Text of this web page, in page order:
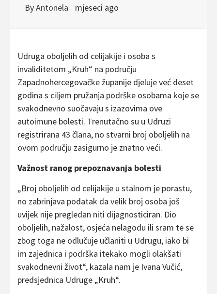
ByAntonela mjeseci ago
Udruga oboljelih od celijakije i osoba s
invaliditetom „Kruh“ na području
Zapadnohercegovačke županije djeluje već deset
godina s ciljem pružanja podrške osobama koje se
svakodnevno suočavaju s izazovima ove
autoimune bolesti. Trenutačno su u Udruzi
registrirana 43 člana, no stvarni broj oboljelih na
ovom području zasigurno je znatno veći.
Važnost ranog prepoznavanja bolesti
„Broj oboljelih od celijakije u stalnom je porastu,
no zabrinjava podatak da velik broj osoba još
uvijek nije pregledan niti dijagnosticiran. Dio
oboljelih, nažalost, osjeća nelagodu ili sram te se
zbog toga ne odlučuje učlaniti u Udrugu, iako bi
im zajednica i podrška itekako mogli olakšati
svakodnevni život“, kazala nam je Ivana Vučić,
predsjednica Udruge „Kruh“.